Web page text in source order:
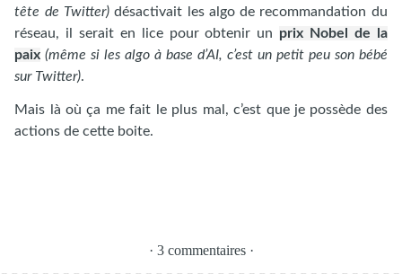
tête de Twitter)désactivait les algo de recommandation du
réseau, il serait en lice pour obtenir un prix Nobel de la
paix (même si les algo à base d’AI, c’est un petit peu son bébé
sur Twitter).
Mais là où ça me fait le plus mal, c’est que je possède des
actions de cette boite.
· 3 commentaires ·